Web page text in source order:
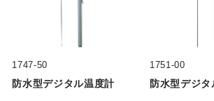
1747-50
防水型デジタル温度計
1751-00
防水型デジ